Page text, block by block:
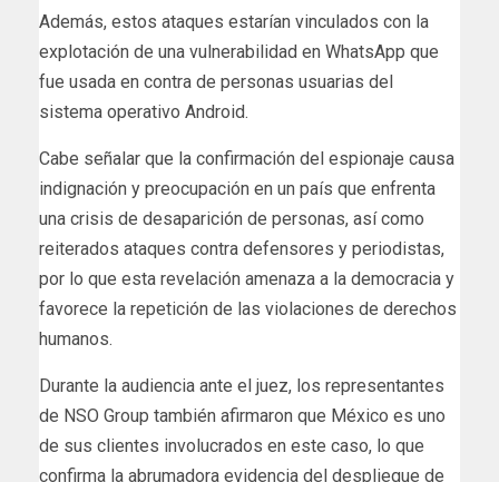
Además, estos ataques estarían vinculados con la
explotación de una vulnerabilidad en WhatsApp que
fue usada en contra de personas usuarias del
sistema operativo Android.
Cabe señalar que la confirmación del espionaje causa
indignación y preocupación en un país que enfrenta
una crisis de desaparición de personas, así como
reiterados ataques contra defensores y periodistas,
por lo que esta revelación amenaza a la democracia y
favorece la repetición de las violaciones de derechos
humanos.
Durante la audiencia ante el juez, los representantes
de NSO Group también afirmaron que México es uno
de sus clientes involucrados en este caso, lo que
confirma la abrumadora evidencia del despliegue de